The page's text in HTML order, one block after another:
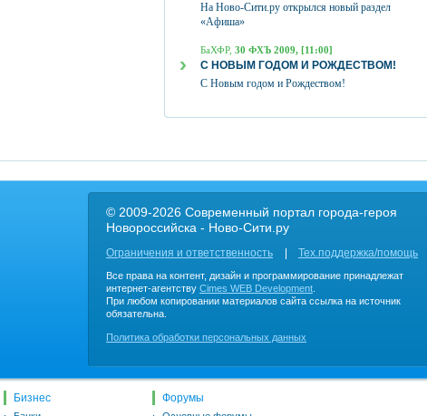
На Ново-Сити.ру открылся новый раздел
«Афиша»
БаХФР, 30 ФХЪ 2009, [11:00]
С НОВЫМ ГОДОМ И РОЖДЕСТВОМ!
С Новым годом и Рождеством!
© 2009-2026 Современный портал города-героя
Новороссийска - Ново-Сити.ру
Ограничения и ответственность Тех.поддержка/помощь
Все права на контент, дизайн и программирование принадлежат
интернет-агентству Cimes WEB Development
При любом копировании материалов сайта ссылка на источник
обязательна.
Политика обработки персональных данных
Бизнес Форумы